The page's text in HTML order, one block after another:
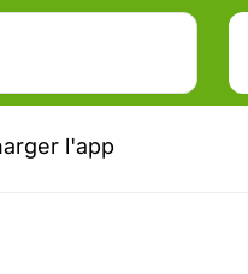
l'app